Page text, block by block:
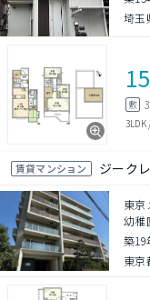
埼玉
敷
3LDK
賃貸マンション ジーク
東京
幼稚
築19
東京